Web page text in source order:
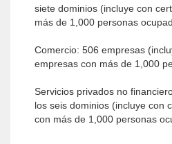
siete dominios (in­cluye con
más de 1,000 personas
Comercio: 506 empresas
empresas con más de 1,000
Servicios pri­vados no
los seis dominios (incluye con
con más de 1,000 personas